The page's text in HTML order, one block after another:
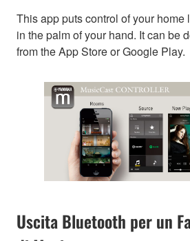
This app puts control of your
in the palm of your hand. It can be
from the App Store or Google Play.
Uscita Bluetooth per un